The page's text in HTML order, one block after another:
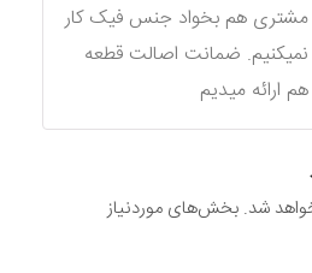
مشتری هم بخواد جنس فیک کار
نمیکنیم. ضمانت اصالت قطعه
هم ارائه میدیم
شد. بخش‌های موردنیاز